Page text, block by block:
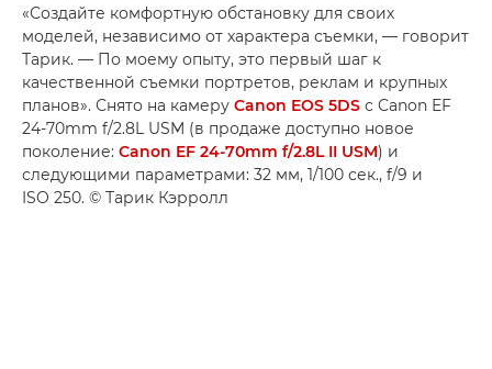
«Создайте комфортную обстановку для своих
моделей, независимо от характера съемки, — говорит
Тарик. — По моему опыту, это первый шаг к
качественной съемки портретов, реклам и крупных
планов». Снято на камеру Canon EOS 5DS с Canon EF
24-70mm f/2.8L USM (в продаже доступно новое
поколение: Canon EF 24-70mm f/2.8L II USM) и
следующими параметрами: 32 мм, 1/100 сек., f/9 и
ISO 250. © Тарик Кэрролл